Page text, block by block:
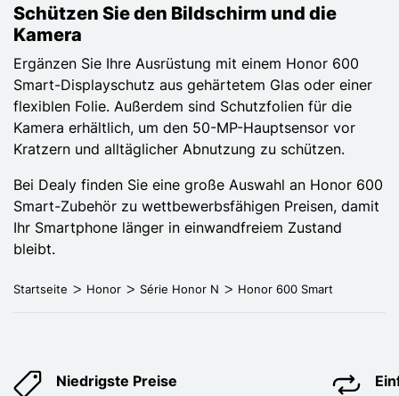
Schützen Sie den Bildschirm und die
Kamera
Ergänzen Sie Ihre Ausrüstung mit einem Honor 600
Smart-Displayschutz aus gehärtetem Glas oder einer
flexiblen Folie. Außerdem sind Schutzfolien für die
Kamera erhältlich, um den 50-MP-Hauptsensor vor
Kratzern und alltäglicher Abnutzung zu schützen.
Bei Dealy finden Sie eine große Auswahl an Honor 600
Smart-Zubehör zu wettbewerbsfähigen Preisen, damit
Ihr Smartphone länger in einwandfreiem Zustand
bleibt.
Startseite Honor Série Honor N Honor 600 Smart
Niedrigste Preise